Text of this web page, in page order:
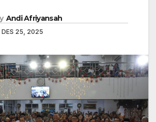
Andi Afriyansah
DES 25, 2025